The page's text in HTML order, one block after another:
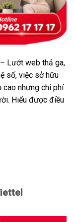
Lướt web thả ga,
số, việc sở hữu
nhưng chi phí
Hiểu được điều